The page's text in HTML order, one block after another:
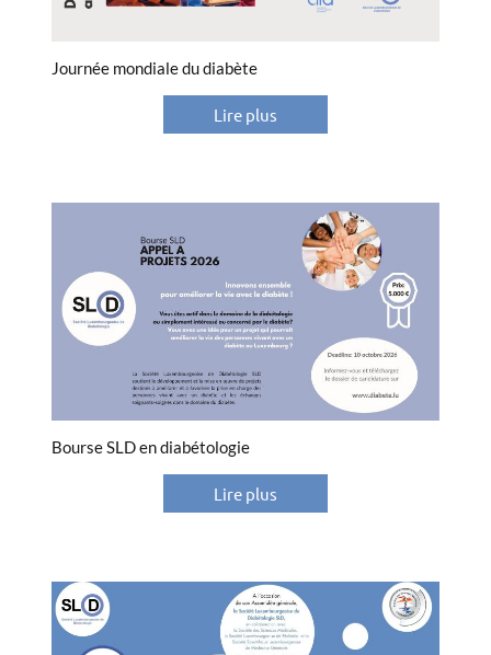
Journée mondiale du diabète
Lire plus
Bourse SLD en diabétologie
Lire plus